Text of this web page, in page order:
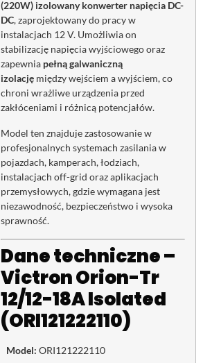
(220W) izolowany konwerter napięcia DC-
DC, zaprojektowany do pracy w
instalacjach 12 V. Umożliwia on
stabilizację napięcia wyjściowego oraz
zapewnia pełną galwaniczną
izolację między wejściem a wyjściem, co
chroni wrażliwe urządzenia przed
zakłóceniami i różnicą potencjałów.
Model ten znajduje zastosowanie w
profesjonalnych systemach zasilania w
pojazdach, kamperach, łodziach,
instalacjach off-grid oraz aplikacjach
przemysłowych, gdzie wymagana jest
niezawodność, bezpieczeństwo i wysoka
sprawność.
Dane techniczne –
Victron Orion-Tr
12/12-18A Isolated
(ORI121222110)
Model: ORI121222110